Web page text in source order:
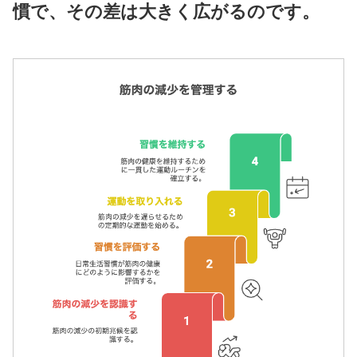
慣で、その差は大きく広がるのです。